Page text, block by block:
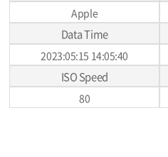
Apple
Data Time
2023:05:15 14:05:40
ISO Speed
80